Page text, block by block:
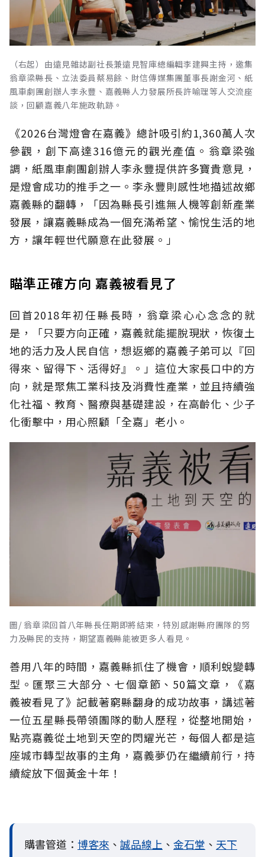
（右起）由遠見雜誌副社長兼遠見智庫總編輯李建興主持，邀集
翁章梁縣長、立法委員蔡易餘、財信傳媒集團董事長謝金河、紙
風車劇團創辦人李永豐、嘉義縣人力發展所長許喻理等人交流座
談，回顧嘉義八年施政軌跡。
《2026台灣燈會在嘉義》總計吸引約1,360萬人次
參觀，創下高達316億元的觀光產值。翁章梁強
調，紙風車劇團創辦人李永豐提供許多寶貴意見，
是燈會成功的推手之一。李永豐則感性地描述故鄉
嘉義縣的翻轉，「因為縣長引進無人機等創新產業
發展，讓嘉義縣成為一個充滿希望、愉悅生活的地
方，讓年輕世代願意在此發展。」
瞄準正確方向 嘉義被看見了
回首2018年初任縣長時，翁章梁心心念念的就
是，「只要方向正確，嘉義就能擺脫現狀，恢復土
地的活力及人民自信，想返鄉的嘉義子弟可以『回
得來、留得下、活得好』。」這位大家長口中的方
向，就是聚焦工業科技及消費性產業，並且持續強
化社福、教育、醫療與基礎建設，在高齡化、少子
化衝擊中，用心照顧「全嘉」老小。
圖/ 翁章梁回首八年縣長任期即將結束，特別感謝縣府團隊的努
力及縣民的支持，期望嘉義縣能被更多人看見。
善用八年的時間，嘉義縣抓住了機會，順利蛻變轉
型。匯聚三大部分、七個章節、50篇文章，《嘉
義被看見了》記載著窮縣翻身的成功故事，講述著
一位五星縣長帶領團隊的動人歷程，從整地開始，
點亮嘉義從土地到天空的閃耀光芒，每個人都是這
座城市轉型故事的主角，嘉義夢仍在繼續前行，持
續綻放下個黃金十年！
購書管道： 博客來 、 誠品線上 、 金石堂 、 天下